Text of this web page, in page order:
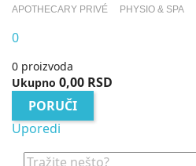
APOTHECARY PRIVÉ PHYSIO & SPA
0
0 proizvoda
Ukupno 0,00 RSD
PORUČI
Uporedi